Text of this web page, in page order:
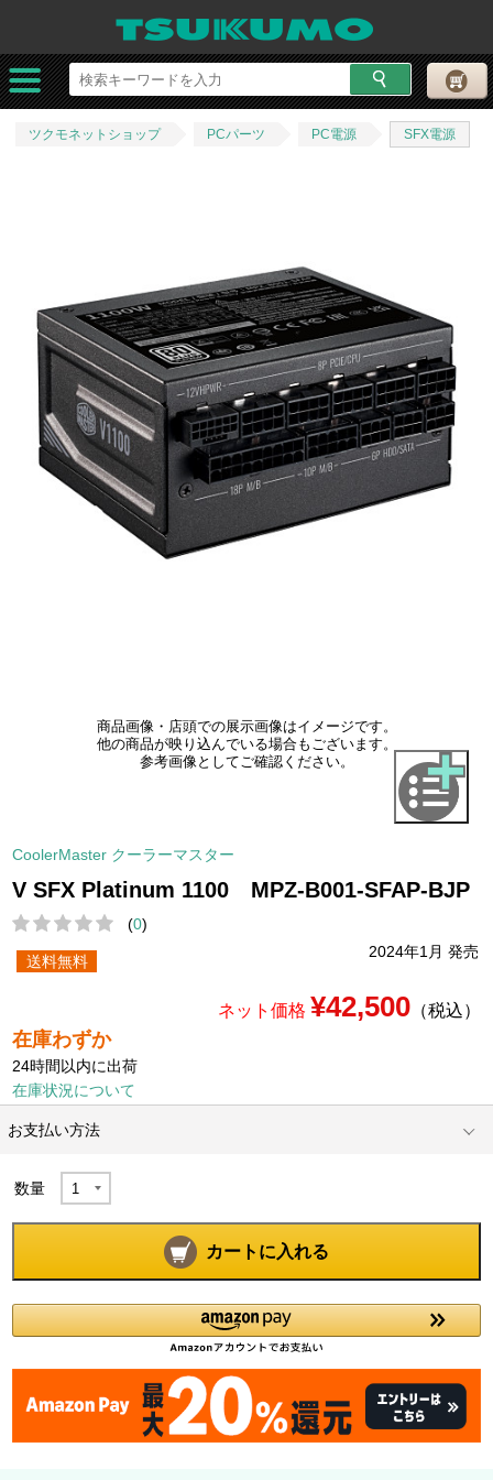
ツクモネットショップ PCパーツ PC電源 SFX電源
商品画像・店頭での展示画像はイメージです。
他の商品が映り込んでいる場合もございます。
参考画像としてご確認ください。
CoolerMaster クーラーマスター
V SFX Platinum 1100 MPZ-B001-SFAP-BJP
(0)
2024年1月 発売
送料無料
ネット価格 ¥42,500（税込）
在庫わずか
24時間以内に出荷
在庫状況について
お支払い方法
数量
カートに入れる